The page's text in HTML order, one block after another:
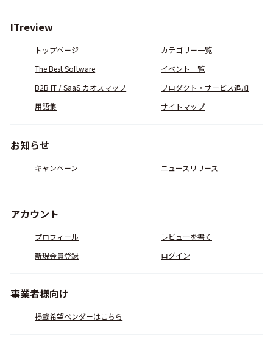
ITreview
トップページ
カテゴリー一覧
The Best Software
イベント一覧
B2B IT / SaaS カオスマップ
プロダクト・サービス追加
用語集
サイトマップ
お知らせ
キャンペーン ニュースリリース
アカウント
プロフィール
レビューを書く
新規会員登録
ログイン
事業者様向け
掲載希望ベンダーはこちら